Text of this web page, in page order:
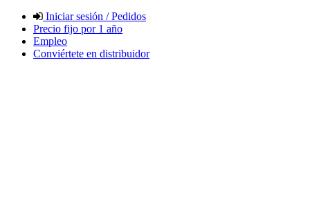
Iniciar sesión / Pedidos
Precio fijo por 1 año
Empleo
Conviértete en distribuidor